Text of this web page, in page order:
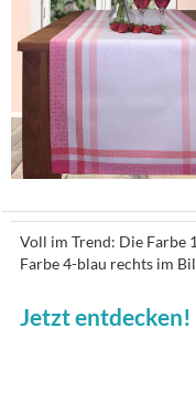
Voll im Trend: Die Farbe
Farbe 4-blau rechts im
Jetzt entdecken!